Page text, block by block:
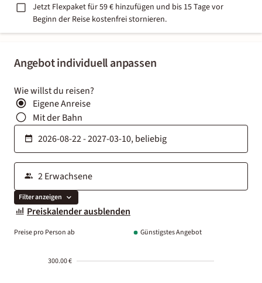
Angebot individuell anpassen
Wie willst du reisen?
Eigene Anreise
Mit der Bahn
Filter anzeigen
Preiskalender ausblenden
Preise pro Person ab Günstigstes Angebot
300.00 €
Jetzt Flexpaket für 59 € hinzufügen und bis 15 Tage vor
Beginn der Reise kostenfrei stornieren.